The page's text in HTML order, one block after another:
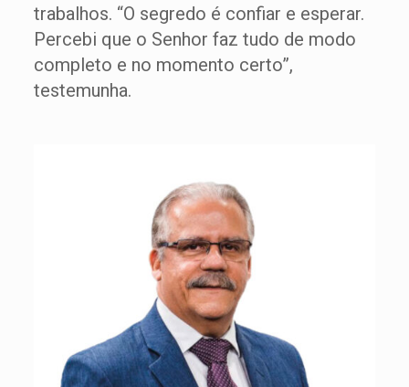
trabalhos. “O segredo é confiar e esperar.
Percebi que o Senhor faz tudo de modo
completo e no momento certo”,
testemunha.